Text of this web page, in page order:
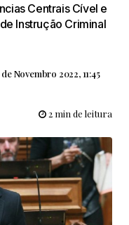
Centrais Cível e
Instrução Criminal
de Novembro 2022, 11:45
2 min de leitura